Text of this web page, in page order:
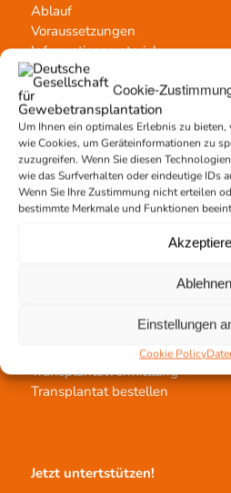
Cookie-
Um Ihnen ein optimales Erlebnis zu
wie Cookies, um Geräteinformationen zu
zuzugreifen. Wenn Sie diesen
wie das Surfverhalten oder eindeutige IDs
Wenn Sie Ihre Zustimmung nicht erteilen
bestimmte Merkmale und Funktionen
Ablehnen
Einstellungen
Cookie Policy
Ablauf
Voraussetzungen
Informationsmaterial
Kontakt
Team Hannover
Spendestandorte
Vermittlungsstelle
Gewebetransplantation
Gewebeprozessierung
Transplantatvermittlung
Transplantat bestellen
Jetzt untertstützen!